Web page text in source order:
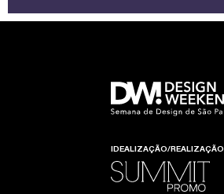
IDEALIZAÇÃO/REALIZAÇÃO